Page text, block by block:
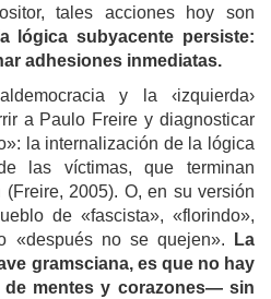
tales acciones hoy son
lógica subyacente persiste:
adhesiones inmediatas.
y la ‹izquierda›
a Paulo Freire y diagnosticar
la internalización de la lógica
las víctimas, que terminan
2005). O, en su versión
de «fascista», «florindo»,
«después no se quejen».
La
gramsciana, es que no hay
mentes y corazones— sin